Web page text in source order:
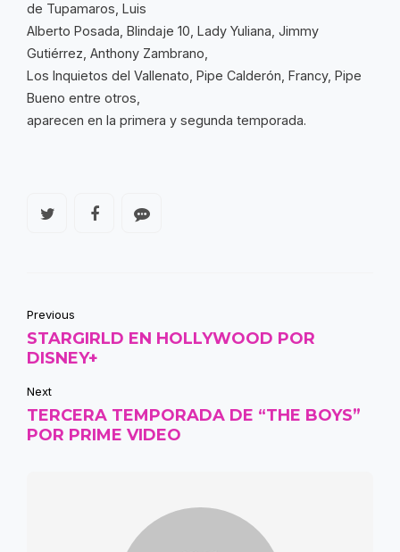
de Tupamaros, Luis
Alberto Posada, Blindaje 10, Lady Yuliana, Jimmy
Gutiérrez, Anthony Zambrano,
Los Inquietos del Vallenato, Pipe Calderón, Francy, Pipe
Bueno entre otros,
aparecen en la primera y segunda temporada.
Previous
STARGIRLD EN HOLLYWOOD POR
DISNEY+
Next
TERCERA TEMPORADA DE “THE BOYS”
POR PRIME VIDEO